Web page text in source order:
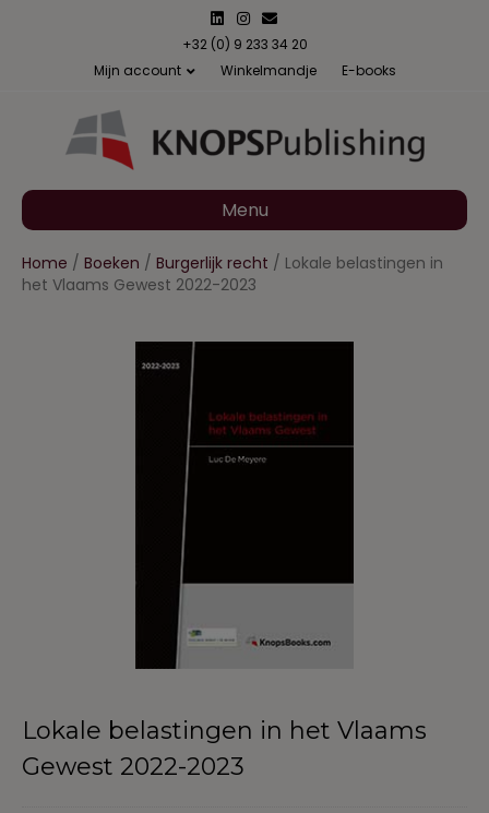
n
n
s
a
m
m
a
l
+32 (0) 9 233 34 20
Mijn account
Winkelmandje E-books
Menu
Home / Boeken / Burgerlijk recht / Lokale belastingen in
het Vlaams Gewest 2022-2023
Lokale belastingen in het Vlaams
Gewest 2022-2023